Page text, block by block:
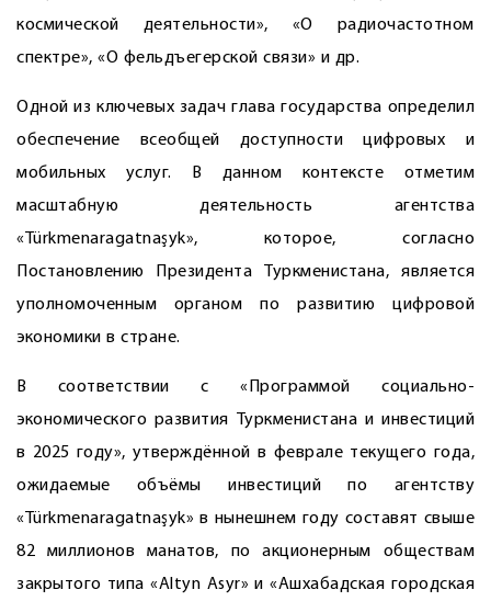
космической деятельности», «О радиочастотном
спектре», «О фельдъегерской связи» и др.
Одной из ключевых задач глава государства определил
обеспечение всеобщей доступности цифровых и
мобильных услуг. В данном контексте отметим
масштабную деятельность агентства
«Türkmenaragatnaşyk», которое, согласно
Постановлению Президента Туркменистана, является
уполномоченным органом по развитию цифровой
экономики в стране.
В соответствии с «Программой социально-
экономического развития Туркменистана и инвестиций
в 2025 году», утверждённой в феврале текущего года,
ожидаемые объёмы инвестиций по агентству
«Türkmenaragatnaşyk» в нынешнем году составят свыше
82 миллионов манатов, по акционерным обществам
закрытого типа «Altyn Asyr» и «Ашхабадская городская